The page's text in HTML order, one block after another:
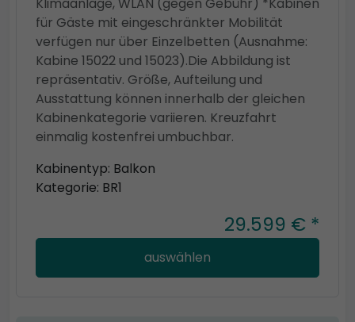
für Gäste mit eingeschränkter Mobilität
verfügen nur über Einzelbetten (Ausnahme:
Kabine 15022 und 15023).Die Abbildung ist
repräsentativ. Größe, Aufteilung und
Ausstattung können innerhalb der gleichen
Kabinenkategorie variieren. Kreuzfahrt
einmalig kostenfrei umbuchbar.
Kabinentyp: Balkon
Kategorie: BR1
29.599 € *
auswählen